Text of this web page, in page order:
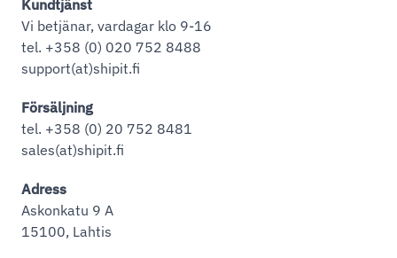
Kundtjänst
Vi betjänar, vardagar klo 9-16
tel. +358 (0) 020 752 8488
support(at)shipit.fi
Försäljning
tel. +358 (0) 20 752 8481
sales(at)shipit.fi
Adress
Askonkatu 9 A
15100, Lahtis